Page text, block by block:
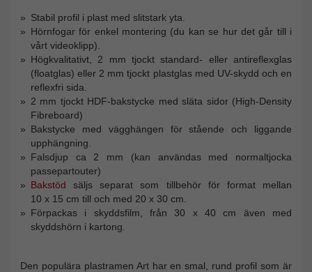
Stabil profil i plast med slitstark yta.
Hörnfogar för enkel montering (du kan se hur det går till i
vårt videoklipp).
Högkvalitativt, 2 mm tjockt standard- eller antireflexglas
(floatglas) eller 2 mm tjockt plastglas med UV-skydd och en
reflexfri sida.
2 mm tjockt HDF-bakstycke med släta sidor (High-Density
Fibreboard)
Bakstycke med vägghängen för stående och liggande
upphängning.
Falsdjup ca 2 mm (kan användas med normaltjocka
passepartouter)
Bakstöd säljs separat som tillbehör för format mellan
10 x 15 cm till och med 20 x 30 cm.
Förpackas i skyddsfilm, från 30 x 40 cm även med
skyddshörn i kartong.
Den populära plastramen Art har en smal, rund profil som är